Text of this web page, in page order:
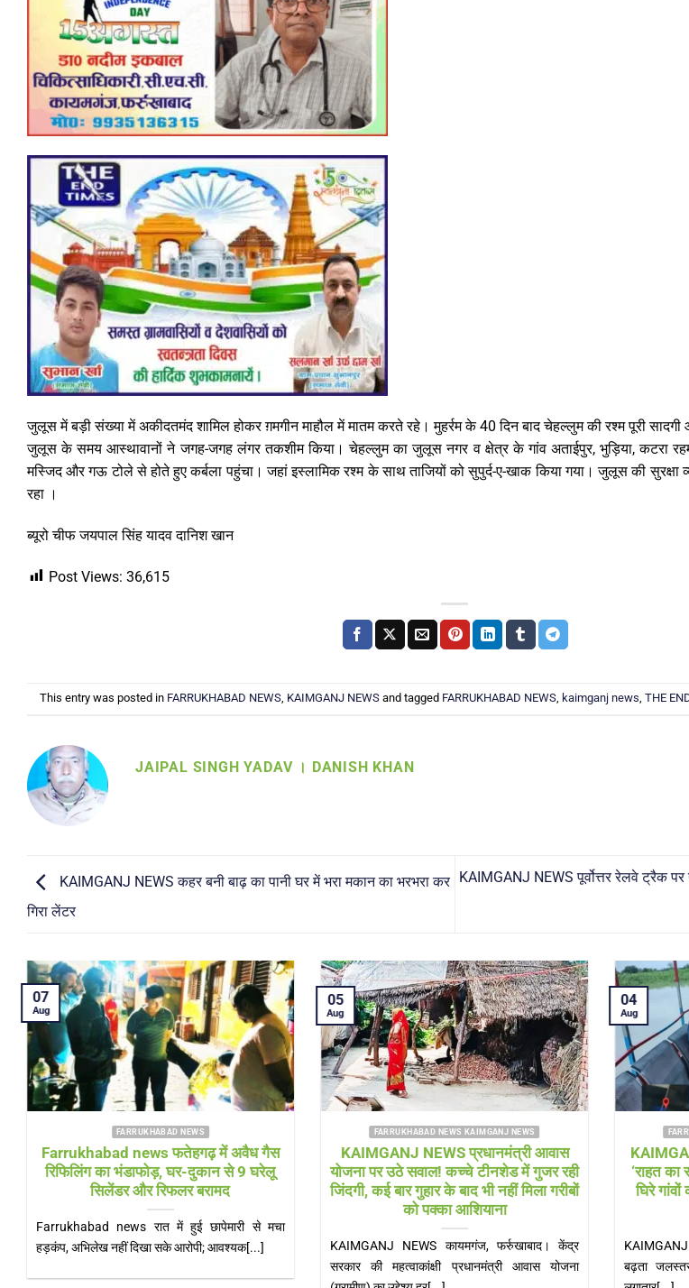
जुलूस में बड़ी संख्या में अकीदतमंद शामिल होकर ग़मगीन माहौल में मातम करते रहे। मुहर्रम के 40 दिन बाद चेहल्लुम की रश्म पूरी सादगी
जुलूस के समय आस्थावानों ने जगह-जगह लंगर तकशीम किया। चेहल्लुम का जुलूस नगर व क्षेत्र के गांव अताईपुर, भुड़िया, कटरा
मस्जिद और गऊ टोले से होते हुए कर्बला पहुंचा। जहां इस्लामिक रश्म के साथ ताजियों को सुपुर्द-ए-खाक किया गया। जुलूस की सुरक्षा
रहा ।
ब्यूरो चीफ जयपाल सिंह यादव दानिश खान
Post Views: 36,615
This entry was posted in FARRUKHABAD NEWS, KAIMGANJ NEWSand tagged FARRUKHABAD NEWS, kaimganj news, THE
JAIPAL SINGH YADAV । DANISH KHAN
KAIMGANJ NEWS कहर बनी बाढ़ का पानी घर में भरा मकान का भरभरा कर
गिरा लेंटर
KAIMGANJ NEWS पूर्वोत्तर रेलवे ट्रैक
FARRUKHABAD NEWS UTTAR PRADESH
Farrukhabad news बाढ़ राहत शिविर में
‘हेल्थ अलर्ट’! सीएमओ खुद पहुंचे, डॉक्टरों की
टीम और एम्बुलेंस 24 घंटे तैनात
Farrukhabad news डीएम के निरीक्षण के बाद स्वास्थ्य
विभाग एक्शन मोड में, संक्रामक रोगों पर[...]
04
Aug
FARRUKHABAD NEWS SHAMSHABAD NEWS
Farrukhabad news विकास पर लापरवाही
भारी! चौड़ी सड़कों के बीच खड़े बिजली के पोल
बने खतरा
Farrukhabad news हादसों को खुला न्योता दे रहे
बिजली के खंभे, नगर पंचायत अध्यक्ष जोया[...]
04
Aug
नेतृत्व की
भव्य शपथ
04
Aug